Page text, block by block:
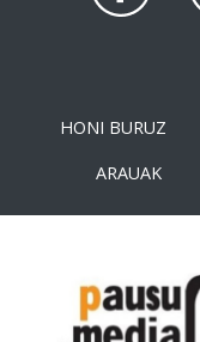
HONI BURUZ
ARAUAK